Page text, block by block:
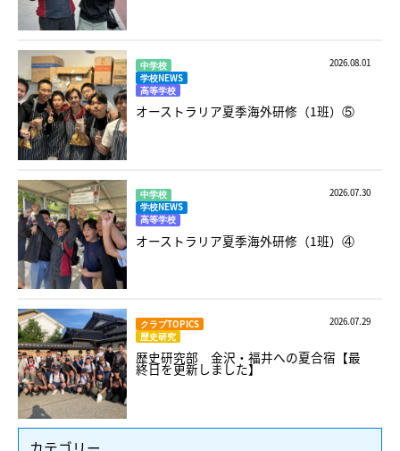
中学校
学校NEWS
高等学校
2026.08.01
オーストラリア夏季海外研修（1班）⑤
中学校
学校NEWS
高等学校
2026.07.30
オーストラリア夏季海外研修（1班）④
クラブTOPICS
歴史研究
2026.07.29
歴史研究部 金沢・福井への夏合宿【最
終日を更新しました】